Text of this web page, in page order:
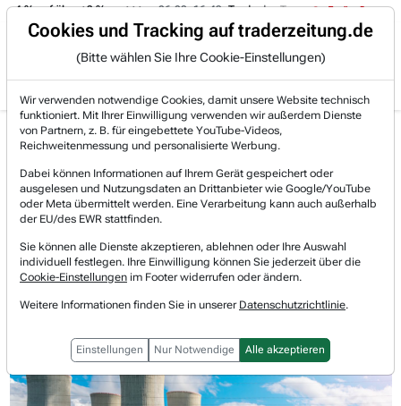
Trading-Room
% auf über +3 %. 06.08. 16:49 Trade des Tages 06.08.
Gratis Account Login
Jetzt registrieren und gratis Artikel lesen.
Bereits bei TraderFox registriert? Jetzt anmelden!
Home Börsen-Nachrichten
Trading-Sektionen
Harter Kampf um die Stromkapazitäten, weil die Na...
Harter Kampf um die
Stromkapazitäten, weil die
Nachfrage durch die KI-Ära
explodiert. Diese 3 Aktien profitieren.
Cookies und Tracking auf traderzeitung.de
(Bitte wählen Sie Ihre Cookie-Einstellungen)
Wir verwenden notwendige Cookies, damit unsere Website technisch
funktioniert. Mit Ihrer Einwilligung verwenden wir außerdem Dienste
von Partnern, z. B. für eingebettete YouTube-Videos,
Reichweitenmessung und personalisierte Werbung.
Dabei können Informationen auf Ihrem Gerät gespeichert oder
ausgelesen und Nutzungsdaten an Drittanbieter wie Google/YouTube
oder Meta übermittelt werden. Eine Verarbeitung kann auch außerhalb
der EU/des EWR stattfinden.
Sie können alle Dienste akzeptieren, ablehnen oder Ihre Auswahl
individuell festlegen. Ihre Einwilligung können Sie jederzeit über die
Cookie-Einstellungen im Footer widerrufen oder ändern.
Weitere Informationen finden Sie in unserer Datenschutzrichtlinie.
Einstellungen Nur Notwendige Alle akzeptieren